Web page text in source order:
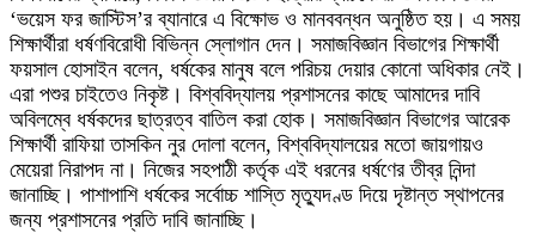
‘ভয়েস ফর জাস্টিস’র ব্যানারে এ বিক্ষোভ ও মানববন্ধন অনুষ্ঠিত হয়। এ সময়
শিক্ষার্থীরা ধর্ষণবিরোধী বিভিন্ন স্লোগান দেন। সমাজবিজ্ঞান বিভাগের শিক্ষার্থী
ফয়সাল হোসাইন বলেন, ধর্ষকের মানুষ বলে পরিচয় দেয়ার কোনো অধিকার নেই।
এরা পশুর চাইতেও নিকৃষ্ট। বিশ্ববিদ্যালয় প্রশাসনের কাছে আমাদের দাবি
অবিলম্বে ধর্ষকদের ছাত্রত্ব বাতিল করা হোক। সমাজবিজ্ঞান বিভাগের আরেক
শিক্ষার্থী রাফিয়া তাসকিন নুর দোলা বলেন, বিশ্ববিদ্যালয়ের মতো জায়গায়ও
মেয়েরা নিরাপদ না। নিজের সহপাঠী কর্তৃক এই ধরনের ধর্ষণের তীব্র নিন্দা
জানাচ্ছি। পাশাপাশি ধর্ষকের সর্বোচ্চ শাস্তি মৃত্যুদণ্ড দিয়ে দৃষ্টান্ত স্থাপনের
জন্য প্রশাসনের প্রতি দাবি জানাচ্ছি।